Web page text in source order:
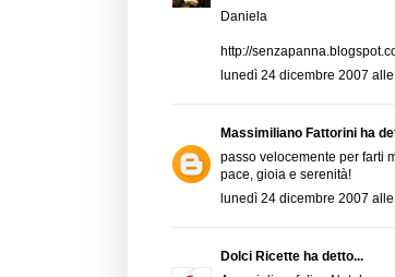
Daniela
http://
lunedì 24 dicembre 2007
Massimiliano Fattorini ha
passo velocemente per farti
pace, gioia e serenità!
lunedì 24 dicembre 2007
Dolci Ricette ha detto...